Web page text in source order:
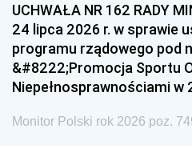
UCHWAŁA NR 162 RADY
24 lipca 2026 r. w sprawie
programu rządowego pod
&#8222;Promocja Sportu
Niepełnosprawnościami w
Monitor Polski rok 2026 poz.